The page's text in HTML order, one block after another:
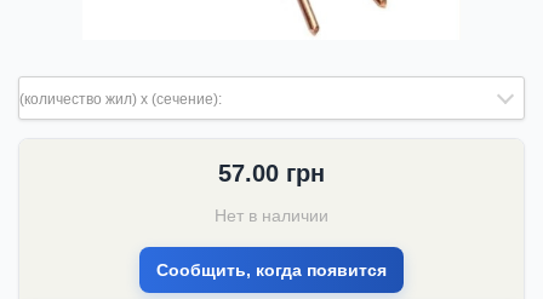
(количество жил) х (сечение):
57.00 грн
Нет в наличии
Сообщить, когда появится